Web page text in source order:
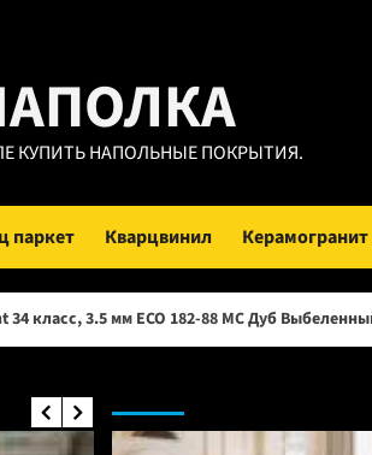
КУПИТЬ НАПОЛЬНЫЕ ПОКРЫТИЯ.
паркет Кварцвинил Керамогранит
ECO 182-88 МС Дуб Выбеленный (Рейтинг цен)